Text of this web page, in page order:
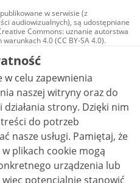
w serwisie (z
audiowizualnych), są udostępniane
Commons: uznanie autorstwa
4.0 (CC BY-SA 4.0).
w tym zdjęcia, materiały
na licencji typu
uznanie autorstwa użycie
utworów zależnych 4.0 (CC BY-
jest to stwierdzone inaczej.
celu zapewnienia
naszej witryny oraz do
strony. Dzięki nim
do potrzeb
Pamiętaj, że
plikach cookie mogą
urządzenia lub
potencjalnie stanowić